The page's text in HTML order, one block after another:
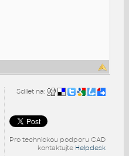
Sdílet na:
Pro technickou podporu CAD
kontaktujte Helpdesk